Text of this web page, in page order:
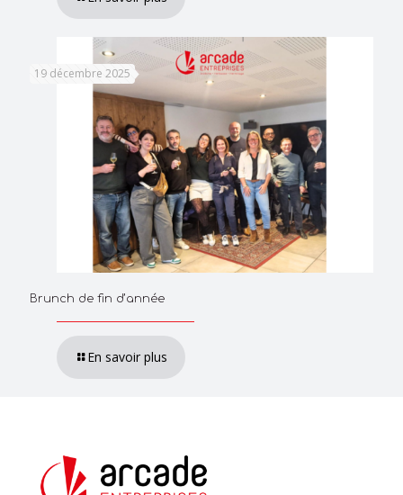
19 décembre 2025
Brunch de fin d’année
En savoir plus